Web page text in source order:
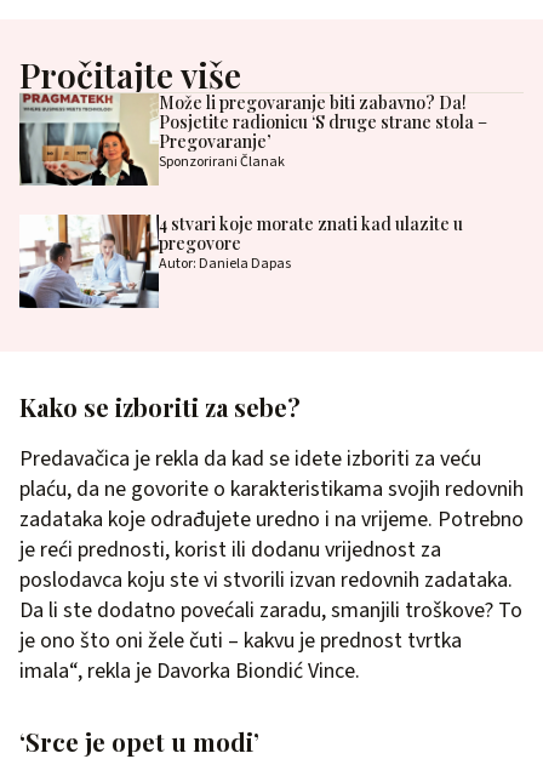
Pročitajte više
Može li pregovaranje biti zabavno? Da!
Posjetite radionicu ‘S druge strane stola –
Pregovaranje’
Sponzorirani Članak
4 stvari koje morate znati kad ulazite u
pregovore
Autor: Daniela Dapas
Kako se izboriti za sebe?
Predavačica je rekla da kad se idete izboriti za veću
plaću, da ne govorite o karakteristikama svojih redovnih
zadataka koje odrađujete uredno i na vrijeme. Potrebno
je reći prednosti, korist ili dodanu vrijednost za
poslodavca koju ste vi stvorili izvan redovnih zadataka.
Da li ste dodatno povećali zaradu, smanjili troškove? To
je ono što oni žele čuti – kakvu je prednost tvrtka
imala“, rekla je Davorka Biondić Vince.
‘Srce je opet u modi’